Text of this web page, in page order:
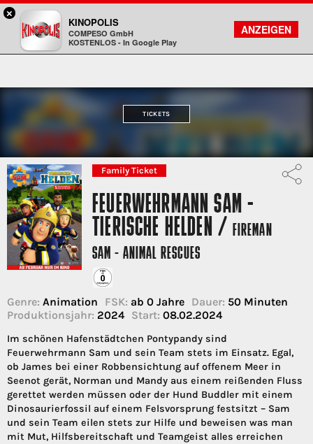
Kinopolis
FILMSUCHE
KONTO
TICKETS
Family Ticket
FEUERWEHRMANN SAM -
TIERISCHE HELDEN /FIREMAN
SAM - ANIMAL RESCUES
Genre: Animation FSK: ab 0 Jahre Dauer: 50 Minuten
Produktionsjahr: 2024 Start: 08.02.2024
Im schönen Hafenstädtchen Pontypandy sind
Feuerwehrmann Sam und sein Team stets im Einsatz. Egal,
ob James bei einer Robbensichtung auf offenem Meer in
Seenot gerät, Norman und Mandy aus einem reißenden Fluss
gerettet werden müssen oder der Hund Buddler mit einem
Dinosaurierfossil auf einem Felsvorsprung festsitzt – Sam
und sein Team eilen stets zur Hilfe und beweisen was man
mit Mut, Hilfsbereitschaft und Teamgeist alles erreichen
×
KINOPOLIS
COMPESO GmbH
KOSTENLOS - In Google Play
ANZEIGEN